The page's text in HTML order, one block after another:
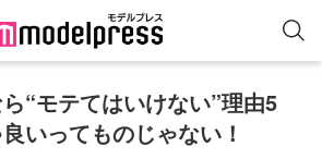
“モテてはいけない”理由5
いってものじゃない！